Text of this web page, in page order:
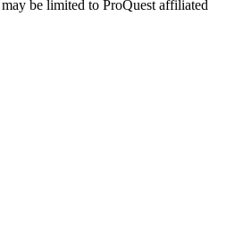
be limited to ProQuest affiliated